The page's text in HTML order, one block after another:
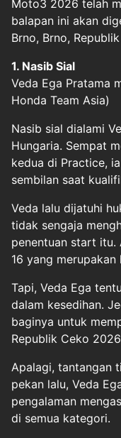
Moto3 2026 telah
balapan ini akan
Brno, Brno,
1. Nasib Sial
Veda Ega Pratama
Honda Team Asia)
Nasib sial dialami
Hungaria. Sempat
kedua di Practice,
sembilan saat
Veda lalu dijatuhi
tidak sengaja
penentuan start itu.
16 yang
Tapi, Veda Ega
dalam kesedihan.
baginya untuk
Republik Ceko
Apalagi, tantangan
pekan lalu, Veda
pengalaman
di semua kategori.